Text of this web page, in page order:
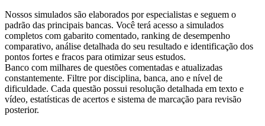
Nossos simulados são elaborados por especialistas e seguem o
padrão das principais bancas. Você terá acesso a simulados
completos com gabarito comentado, ranking de desempenho
comparativo, análise detalhada do seu resultado e identificação dos
pontos fortes e fracos para otimizar seus estudos.
Banco com milhares de questões comentadas e atualizadas
constantemente. Filtre por disciplina, banca, ano e nível de
dificuldade. Cada questão possui resolução detalhada em texto e
vídeo, estatísticas de acertos e sistema de marcação para revisão
posterior.